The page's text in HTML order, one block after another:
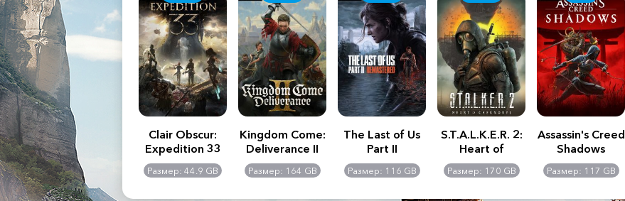
2:
-
GB
Assassin's Creed
Shadows
Размер: 117 GB
Clair Obscur:
Expedition 33
Размер: 44.9 GB
Kingdom Come:
Deliverance II
Размер: 164 GB
The Last of Us
Part II
Remastered
Размер: 116 GB
S.T.A.L.K.E.R. 2:
Heart of
Chernobyl -
Ultimate Edition
Размер: 170 GB
Assassin's Creed
Shadows
Размер: 117 GB